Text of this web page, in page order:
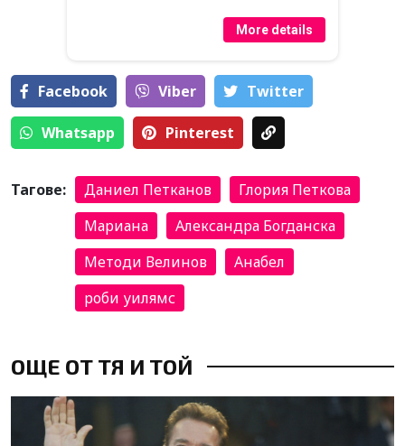
More details
Facebook Viber Тwitter
Whatsapp Pinterest
Тагове: Даниел Петканов
Глория Петкова
Мариана
Александра Богданска
Методи Велинов
Анабел
роби уилямс
ОЩЕ ОТ ТЯ И ТОЙ